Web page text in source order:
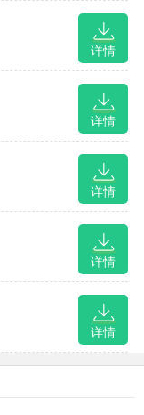
详情
详情
详情
详情
详情